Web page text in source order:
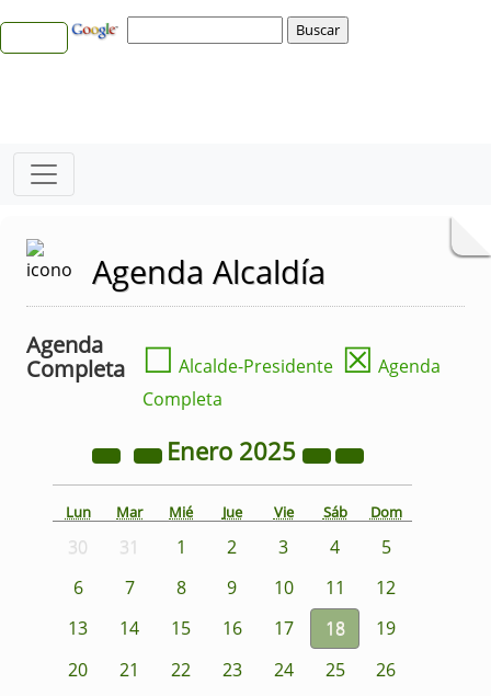
Agenda Alcaldía
Agenda
Completa
☐ Alcalde-Presidente ☒ Agenda
Completa
Enero 2025
Lun Mar Mié Jue Vie Sáb Dom
30 31 1 2 3 4
5
6
7 8 9 10 11
12
13
14 15 16 17 18
19
20
21 22 23 24 25
26